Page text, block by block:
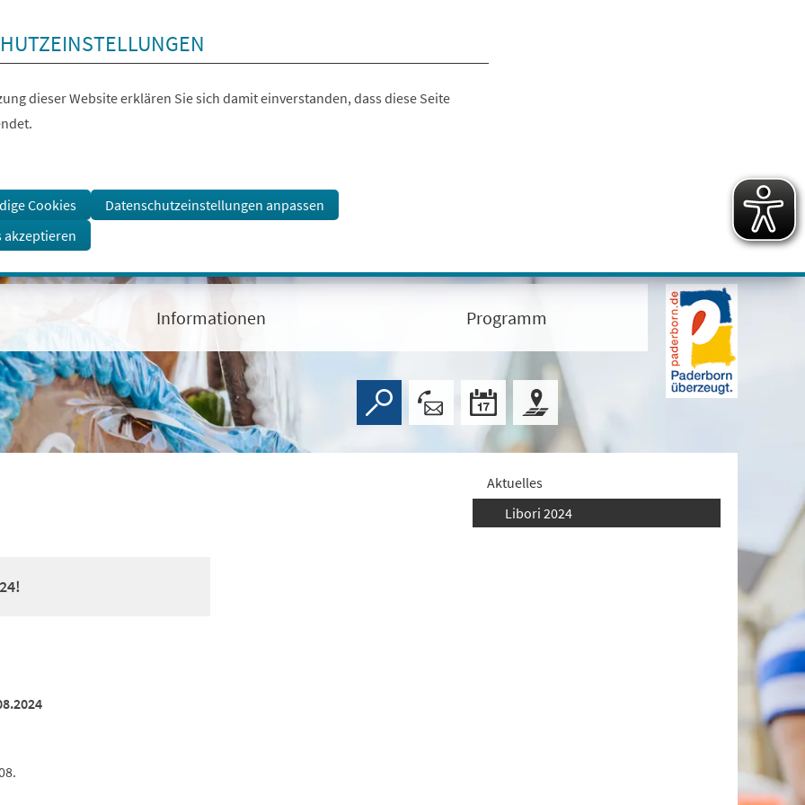
dieser Website erklären Sie sich damit einverstanden, dass diese Seite
Cookies
Datenschutzeinstellungen anpassen
akzeptieren
Informationen Programm
Aktuelles
Libori 2024